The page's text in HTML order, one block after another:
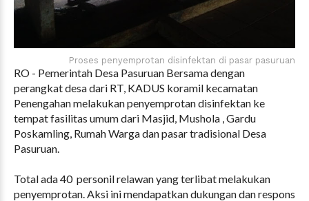
Proses penyemprotan disinfektan di pasar pasuruan
RO - Pemerintah Desa Pasuruan Bersama dengan
perangkat desa dari RT, KADUS koramil kecamatan
Penengahan melakukan penyemprotan disinfektan ke
tempat fasilitas umum dari Masjid, Mushola , Gardu
Poskamling, Rumah Warga dan pasar tradisional Desa
Pasuruan.
Total ada 40 personil relawan yang terlibat melakukan
penyemprotan. Aksi ini mendapatkan dukungan dan respons